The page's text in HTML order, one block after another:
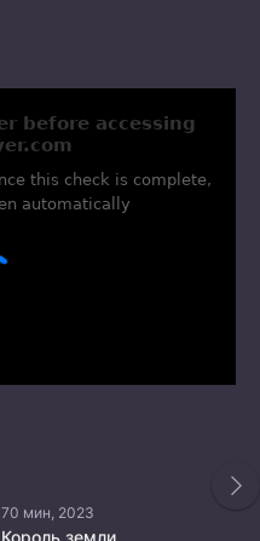
70 мин, 2023
Король земли